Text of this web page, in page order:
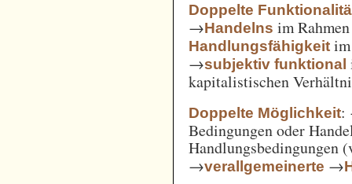
Doppelte
→Handelns im
Handlungsfähigkeit
→subjektiv funktional
kapitalistischen
Doppelte Möglichkeit:
Bedingungen oder
Handlungsbedingungen
→verallgemeinerte →